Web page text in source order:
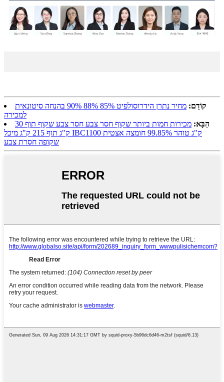
קוֹדֵם:
מחיר נתרן הידרוסולפיט 85% 88% 90% בהנחה סיטונאית
למכירה
הַבָּא:
מכירות חמות ביותר שקוף חסר צבע חסר צבע שקוף תוף 30
ק"ג תוף 215 ק"ג מיכל IBC1100 ק"ג טוהר 99.85% חומצה אצטית
שקופה חסרת צבע